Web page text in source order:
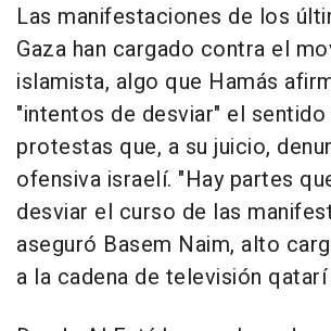
Las manifestaciones de los
Gaza han cargado contra el
islamista, algo que Hamás
"intentos de desviar" el sentido
protestas que, a su juicio,
ofensiva israelí. "Hay partes
desviar el curso de las
aseguró Basem Naim, alto
a la cadena de televisión